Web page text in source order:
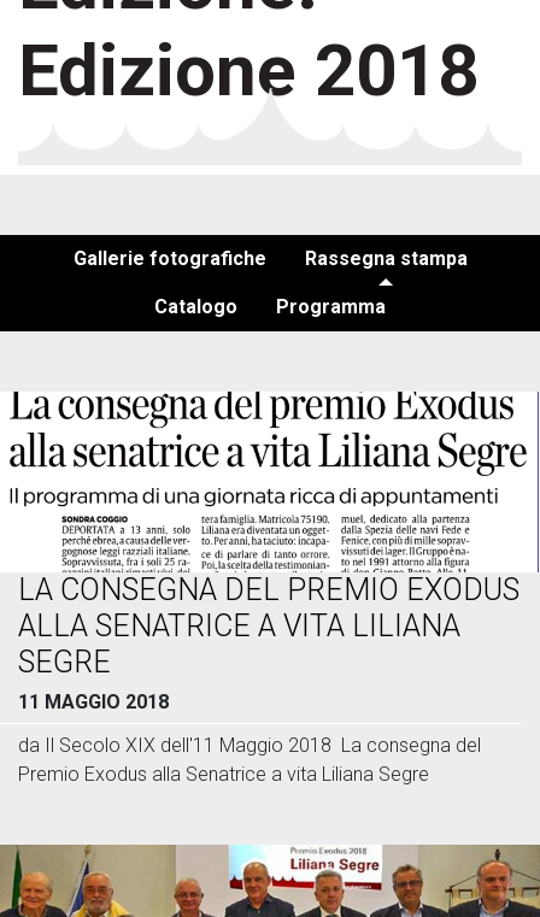
Edizione 2018
Gallerie fotografiche Rassegna stampa
Catalogo Programma
LA CONSEGNA DEL PREMIO EXODUS
ALLA SENATRICE A VITA LILIANA
SEGRE
11 MAGGIO 2018
da Il Secolo XIX dell'11 Maggio 2018 La consegna del
Premio Exodus alla Senatrice a vita Liliana Segre